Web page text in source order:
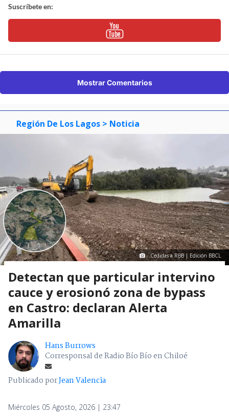
Suscríbete en:
Mostrar Comentarios
Región De Los Lagos > Noticia
Cedidas a RBB | Edición BBCL
Detectan que particular intervino
cauce y erosionó zona de bypass
en Castro: declaran Alerta
Amarilla
Hans Burrows
Corresponsal de Radio Bío Bío en Chiloé
Publicado porJean Valencia
Miércoles 05 Agosto, 2026 | 23:47